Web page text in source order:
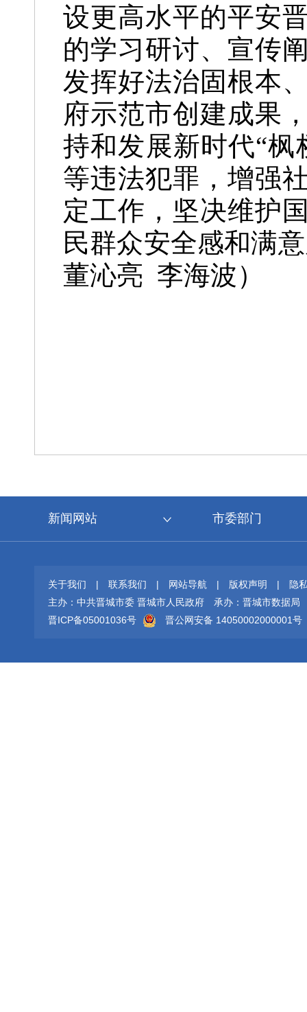
设更高水平的平安
的学习研讨、宣传
发挥好法治固根本
府示范市创建成果
持和发展新时代“
等违法犯罪，增强
定工作，坚决维护
民群众安全感和满
董沁亮 李海波）
新闻网站 市委部门
关于我们 | 联系我们 | 网站导航 | 版权声明 |
隐
主办：中共晋城市委 晋城市人民政府
承办：晋城市数据局
晋ICP备05001036号
晋公网安备 14050002000001号